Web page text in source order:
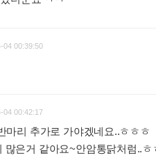
04 00:39:50
04 00:42:17
마리 추가로 가야겠네요..ㅎㅎㅎ
많은거 같아요~안암통닭처럼..